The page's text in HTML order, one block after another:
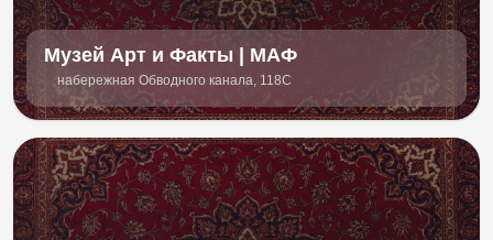
Музей Арт и Факты | МАФ
набережная Обводного канала, 118С